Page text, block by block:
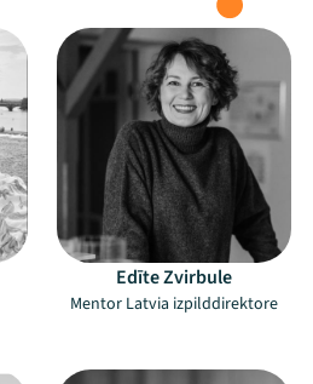
Edīte Zvirbule
Mentor Latvia izpilddirektore